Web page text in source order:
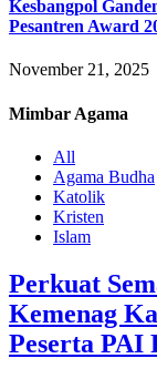
Kesbangpol
Pesantren Award
November 21, 2025
Mimbar Agama
All
Agama Budha
Katolik
Kristen
Islam
Perkuat
Kemenag
Peserta PAI